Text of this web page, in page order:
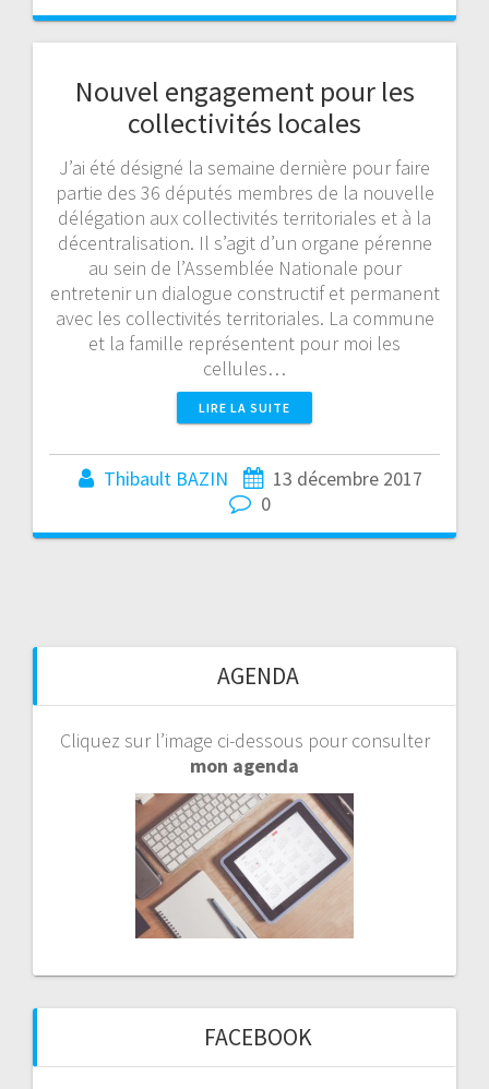
Nouvel engagement pour les
collectivités locales
J’ai été désigné la semaine dernière pour faire
partie des 36 députés membres de la nouvelle
délégation aux collectivités territoriales et à la
décentralisation. Il s’agit d’un organe pérenne
au sein de l’Assemblée Nationale pour
entretenir un dialogue constructif et permanent
avec les collectivités territoriales. La commune
et la famille représentent pour moi les
cellules…
LIRE LA SUITE
Thibault BAZIN
13 décembre 2017
0
AGENDA
Cliquez sur l’image ci-dessous pour consulter
mon agenda
FACEBOOK